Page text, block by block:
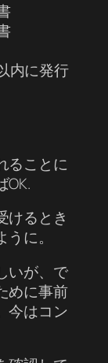
内に発行
ることに
OK.
けるとき
に。
いが、で
めに事前
今はコン